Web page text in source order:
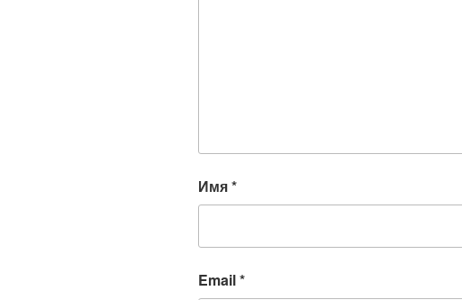
Имя*
Email*